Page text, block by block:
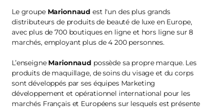
Le groupe Marionnaud est l'un des plus grands
distributeurs de produits de beauté de luxe en Europe,
avec plus de 700 boutiques en ligne et hors ligne sur 8
marchés, employant plus de 4 200 personnes.
L’enseigne Marionnaud possède sa propre marque. Les
produits de maquillage, de soins du visage et du corps
sont développés par ses équipes Marketing
développement et opérationnel international pour les
marchés Français et Européens sur lesquels est présente